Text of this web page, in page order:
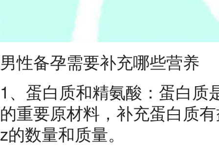
男性备孕需要补充哪些营养
1、蛋白质和精氨酸：蛋白
的重要原材料，补充蛋白质
z的数量和质量。